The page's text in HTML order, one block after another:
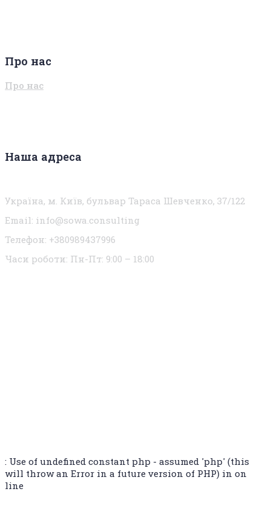
Про нас
Про нас
Наша адреса
Україна, м. Київ, бульвар Тараса Шевченко, 37/122
Email: info@sowa.consulting
Телефон: +380989437996
Часи роботи: Пн-Пт: 9:00 – 18:00
: Use of undefined constant php - assumed 'php' (this
will throw an Error in a future version of PHP) in on
line